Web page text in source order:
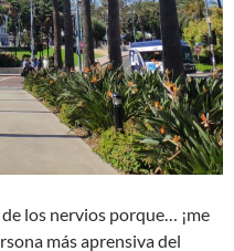
los nervios porque… ¡me
más aprensiva del